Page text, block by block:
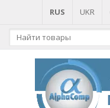
RUS UKR